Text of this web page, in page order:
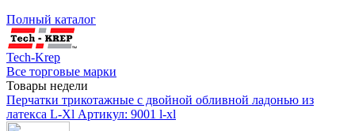
Полный каталог
Tech-Krep
Все торговые марки
Товары недели
Перчатки трикотажные с двойной обливной ладонью из
латекса L-Xl Артикул: 9001 l-xl